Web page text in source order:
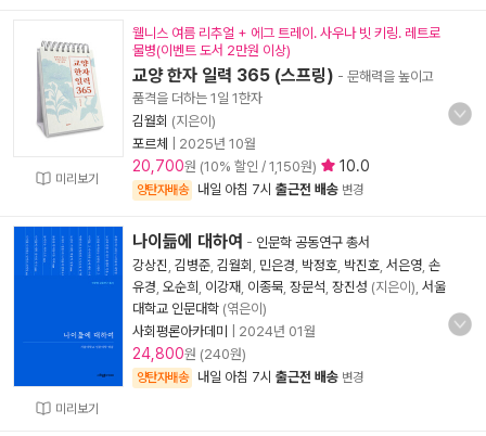
미리보기
웰니스 여름 리추얼 + 에그 트레이. 사우나 빗 키링. 레트로
물병(이벤트 도서 2만원 이상)
교양 한자 일력 365 (스프링) - 문해력을 높이고
품격을 더하는 1일 1한자
김월회 (지은이)
포르체
2025년 10월
20,700원 (10% 할인 / 1,150원) 10.0
양탄자배송 내일 아침 7시 출근전 배송 변경
미리보기
나이듦에 대하여 - 인문학 공동연구 총서
강상진 김병준 김월회 민은경 박정호 박진호 서은영 손
유경 오순희 이강재 이종묵 장문석 장진성 (지은이), 서울
대학교 인문대학 (엮은이)
사회평론아카데미
2024년 01월
24,800원 (240원)
양탄자배송 내일 아침 7시 출근전 배송 변경